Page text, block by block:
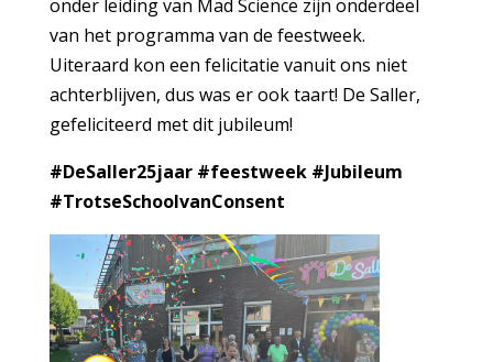
onder leiding van Mad Science zijn onderdeel
van het programma van de feestweek.
Uiteraard kon een felicitatie vanuit ons niet
achterblijven, dus was er ook taart! De Saller,
gefeliciteerd met dit jubileum!
#DeSaller25jaar #feestweek #Jubileum
#TrotseSchoolvanConsent